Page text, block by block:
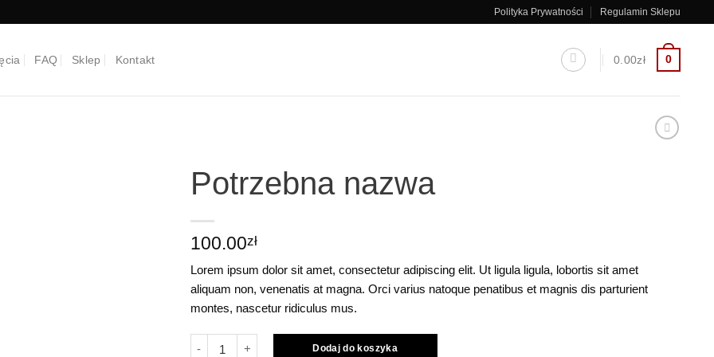
Polityka Prywatności Regulamin Sklepu
FAQ Sklep Kontakt 0.00zł 0
Potrzebna nazwa
100.00zł
Lorem ipsum dolor sit amet, consectetur adipiscing elit. Ut ligula ligula, lobortis sit amet
aliquam non, venenatis at magna. Orci varius natoque penatibus et magnis dis parturient
montes, nascetur ridiculus mus.
Dodaj do koszyka